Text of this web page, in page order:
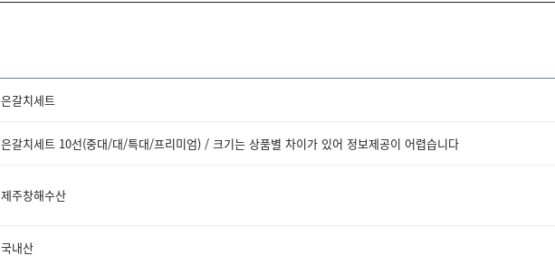
은갈치세트
은갈치세트 10선(중대/대/특대/프리미엄) / 크기는 상품별 차이가 있어 정보제공이 어렵습니다
제주창해수산
국내산